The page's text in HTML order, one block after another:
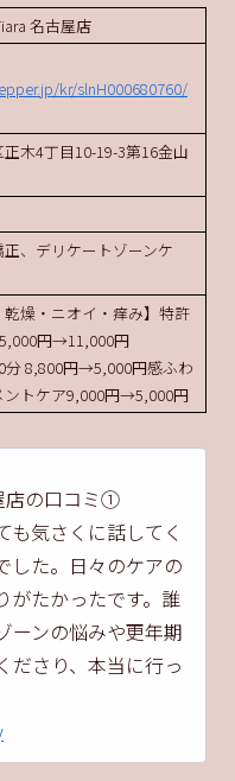
名古屋店
kr/slnH000680760/
木4丁目10-19-3第16金山
、デリケートゾーンケ
燥・ニオイ・痒み】特許
円→11,000円
分 8,800円→5,000円感ふわ
トケア9,000円→5,000円
店の口コミ①
も気さくに話してく
した。日々のケアの
がたかったです。誰
ーンの悩みや更年期
ださり、本当に行っ